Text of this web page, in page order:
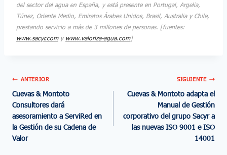
del sector del agua en España, y está presente en Portugal, Argelia,
Túnez, Oriente Medio, Emiratos Árabes Unidos, Brasil, Australia y Chile,
prestando servicio a más de 3 millones de personas. [fuentes:
www.sacyr.comy www.valoriza-agua.com]
ANTERIOR
Cuevas & Montoto
Consultores dará
asesoramiento a ServiRed en
la Gestión de su Cadena de
Valor
SIGUIENTE
Cuevas & Montoto adapta el
Manual de Gestión
corporativo del grupo Sacyr a
las nuevas ISO 9001 e ISO
14001